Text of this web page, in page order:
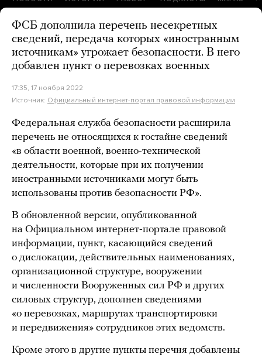
ФСБ дополнила перечень несекретных
сведений, передача которых «иностранным
источникам» угрожает безопасности. В него
добавлен пункт о перевозках военных
17:35, 17 ноября 2022
Источник: Официальный интернет-портал правовой информации
Федеральная служба безопасности расширила
перечень не относящихся к гостайне сведений
«в области военной, военно-технической
деятельности, которые при их получении
иностранными источниками могут быть
использованы против безопасности РФ».
В обновленной версии, опубликованной
на Официальном интернет-портале правовой
информации, пункт, касающийся сведений
о дислокации, действительных наименованиях,
организационной структуре, вооружении
и численности Вооруженных сил РФ и других
силовых структур, дополнен сведениями
«о перевозках, маршрутах транспортировки
и передвижения» сотрудников этих ведомств.
Кроме этого в другие пункты перечня добавлены